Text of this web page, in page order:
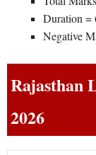
Duration =
Negative
Rajasthan
2026